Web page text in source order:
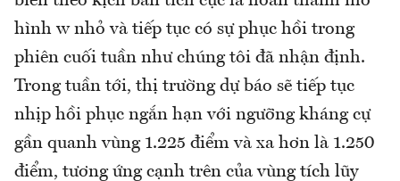
hình w nhỏ và tiếp tục có sự phục hồi trong
phiên cuối tuần như chúng tôi đã nhận định.
Trong tuần tới, thị trường dự báo sẽ tiếp tục
nhịp hồi phục ngắn hạn với ngưỡng kháng cự
gần quanh vùng 1.225 điểm và xa hơn là 1.250
điểm, tương ứng cạnh trên của vùng tích lũy